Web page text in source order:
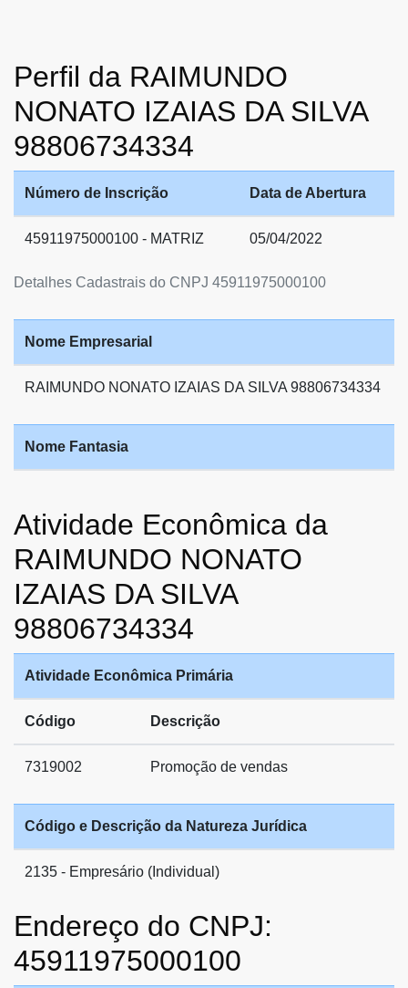
Perfil da RAIMUNDO
NONATO IZAIAS DA SILVA
98806734334
Detalhes Cadastrais do CNPJ 45911975000100
Número de Inscrição Data de Abertura
45911975000100 - MATRIZ 05/04/2022
Nome Empresarial
RAIMUNDO NONATO IZAIAS DA SILVA 98806734334
Nome Fantasia
Atividade Econômica da
RAIMUNDO NONATO
IZAIAS DA SILVA
98806734334
Atividade Econômica Primária
Código Descrição
7319002 Promoção de vendas
Código e Descrição da Natureza Jurídica
2135 - Empresário (Individual)
Endereço do CNPJ:
45911975000100